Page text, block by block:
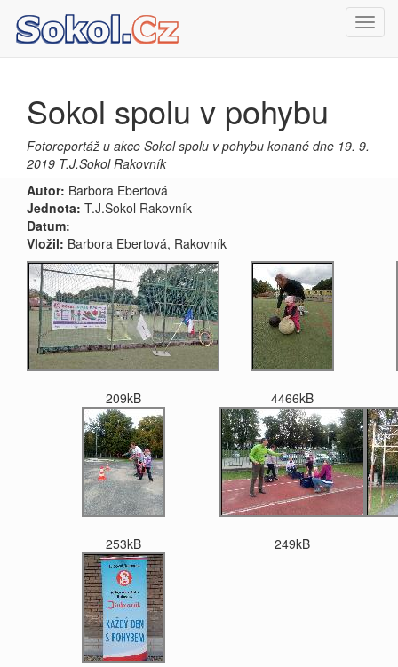
Sokol spolu v pohybu
Fotoreportáž u akce Sokol spolu v pohybu konané dne 19. 9.
2019 T.J.Sokol Rakovník
Autor: Barbora Ebertová
Jednota: T.J.Sokol Rakovník
Datum:
Vložil: Barbora Ebertová, Rakovník
209kB 4466kB
253kB 249kB